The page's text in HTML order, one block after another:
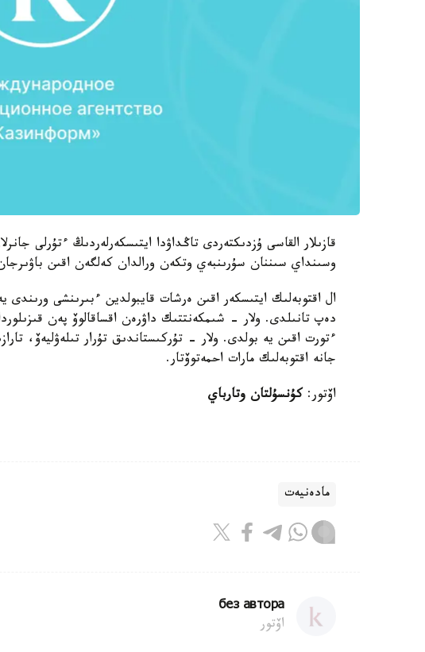
قازىلار القاسى ۇزدىكتەردى تاڭداۋدا ايتىسكەرلەردىڭ ءتۇرلى
وسىنداي سىننان سۇرىنبەي وتكەن ورالدان كەلگەن اقىن
ال اقتوبەلىك ايتىسكەر اقىن ەرشات قايبولدين ءبىرىنشى
دەپ تانىلدى. ولار - شىمكەنتتىك داۋرەن اقساقالوۆ پەن
ءتورت اقىن يە بولدى. ولار - تۇركىستاندىق تۇرار تىلەۋليەۆ،
جانە اقتوبەلىك مارات احمەتوۆتار.
اۆتور: كۇنسۇلتان وتارباي
مادەنيەت
без автора
اۆتور